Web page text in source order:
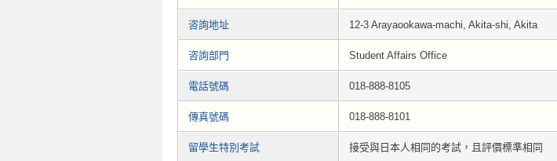
咨詢地址 12-3 Arayaookawa-machi, Akita-shi, Akita
咨詢部門 Student Affairs Office
電話號碼 018-888-8105
傳真號碼 018-888-8101
留學生特別考試 接受與日本人相同的考試，且評價標準相同